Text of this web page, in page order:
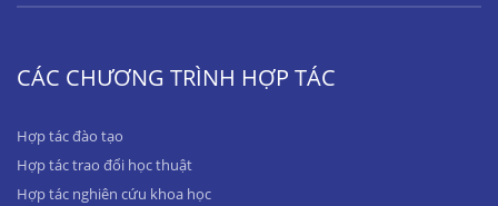
CÁC CHƯƠNG TRÌNH HỢP TÁC
Hợp tác đào tạo
Hợp tác trao đổi học thuật
Hợp tác nghiên cứu khoa học